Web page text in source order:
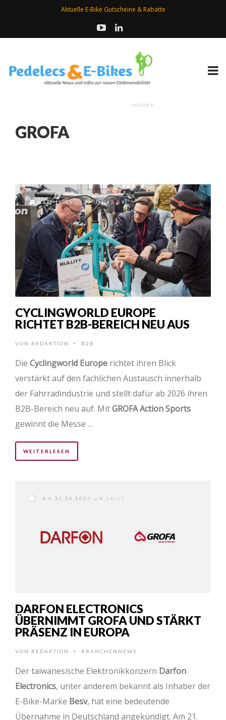
Aktuelle E-Bike Gutscheine & Rabatte
GROFA
AM 18.11.2025 UM 13:59
CYCLINGWORLD EUROPE
RICHTET B2B-BEREICH NEU AUS
VON REDAKTION • B2B
Die Cyclingworld Europe richtet ihren Blick
verstärkt auf den fachlichen Austausch innerhalb
der Fahrradindustrie und stellt dafür ab 2026 ihren
B2B-Bereich neu auf. MitGROFA Action Sports
gewinnt die Messe …
WEITERLESEN
AM 24.06.2024 UM 14:11
DARFON ELECTRONICS
ÜBERNIMMT GROFA UND STÄRKT
PRÄSENZ IN EUROPA
VON REDAKTION • BRANCHENNEWS
Der taiwanesische Elektronikkonzern Darfon
Electronics, unter anderem bekannt als Inhaber der
E-Bike-Marke Besv, hat eine bedeutende
Übernahme in Deutschland angekündigt. Am 21.